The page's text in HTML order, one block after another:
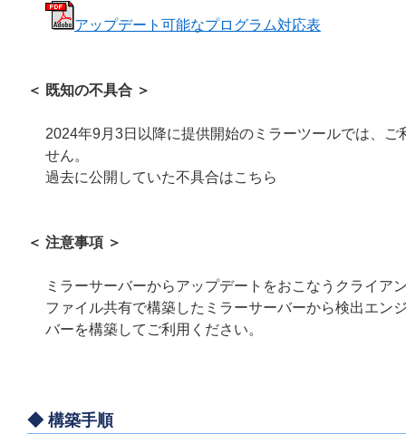
アップデート可能なプログラム対応表
＜ 既知の不具合 ＞
2024年9月3日以降に提供開始のミラーツールでは、
せん。
過去に公開していた不具合はこちら
＜ 注意事項 ＞
ミラーサーバーからアップデートをおこなうクライ
ファイル共有で構築したミラーサーバーから検出エン
バーを構築してご利用ください。
◆ 構築手順